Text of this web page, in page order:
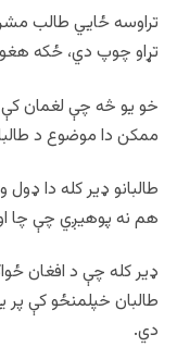
تراوسه ځایي طالب
تړاو چوپ دي، ځکه
خو یو څه چې لغمان کې
ممکن دا موضوع د
طالبانو ډير کله دا
هم نه پوهیږي چې چا
ډير کله چې د افغان
طالبان خپلمنځو کې
دي.